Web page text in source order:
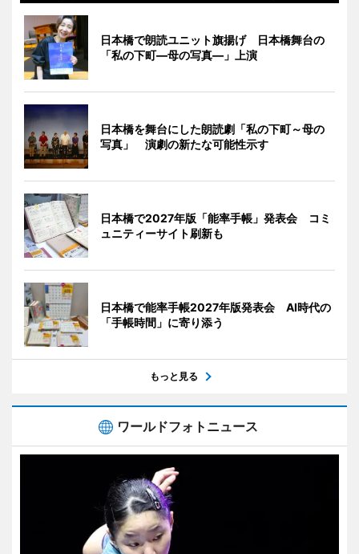
日本橋で朗読ユニット旗揚げ 日本橋舞台の
「私の下町―母の写真―」上演
日本橋を舞台にした朗読劇「私の下町～母の
写真」 演劇の新たな可能性示す
日本橋で2027年版「能率手帳」発表会 コミ
ュニティーサイト刷新も
日本橋で能率手帳2027年版発表会 AI時代の
「手帳時間」に寄り添う
もっと見る
ワールドフォトニュース